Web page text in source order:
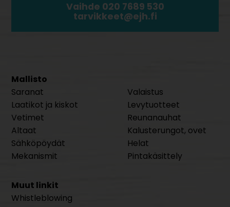
Vaihde 020 7689 530
tarvikkeet@ejh.fi
Mallisto
Saranat
Laatikot ja kiskot
Vetimet
Altaat
Sähköpöydät
Mekanismit
Valaistus
Levytuotteet
Reunanauhat
Kalusterungot, ovet
Helat
Pintakäsittely
Muut linkit
Whistleblowing